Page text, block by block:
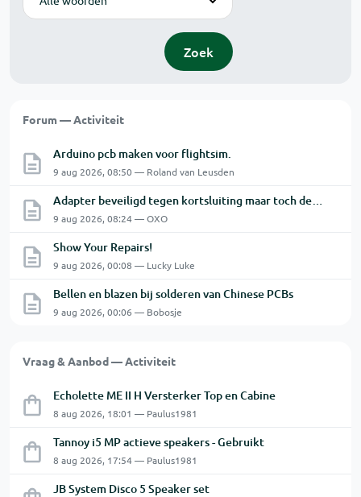
Zoek
Forum — Activiteit
Arduino pcb maken voor flightsim.
9 aug 2026, 08:50 — Roland van Leusden
Adapter beveiligd tegen kortsluiting maar toch defect?
9 aug 2026, 08:24 — OXO
Show Your Repairs!
9 aug 2026, 00:08 — Lucky Luke
Bellen en blazen bij solderen van Chinese PCBs
9 aug 2026, 00:06 — Bobosje
Vraag & Aanbod — Activiteit
Echolette ME II H Versterker Top en Cabine
8 aug 2026, 18:01 — Paulus1981
Tannoy i5 MP actieve speakers - Gebruikt
8 aug 2026, 17:54 — Paulus1981
JB System Disco 5 Speaker set